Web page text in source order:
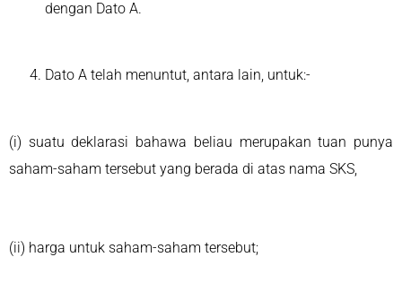
dengan Dato A.
Dato A telah menuntut, antara lain, untuk:-
(i) suatu deklarasi bahawa beliau merupakan tuan punya
saham-saham tersebut yang berada di atas nama SKS,
(ii) harga untuk saham-saham tersebut;